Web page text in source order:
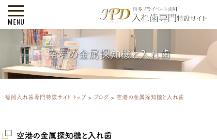
MENU
空港の金属探知機と入れ歯
福岡入れ歯専門特設サイト トップ > ブログ > 空港の金属探知機と入れ歯
空港の金属探知機と入れ歯